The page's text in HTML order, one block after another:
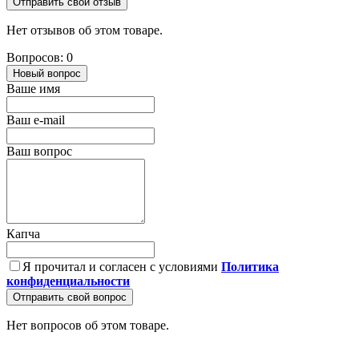
Нет отзывов об этом товаре.
Вопросов: 0
Новый вопрос
Ваше имя
Ваш e-mail
Ваш вопрос
Капча
Я прочитал и согласен с условиями Политика
конфиденциальности
Отправить свой вопрос
Нет вопросов об этом товаре.